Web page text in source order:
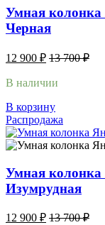
Умная колонка
Черная
12 900 ₽ 13 700₽
В наличии
В корзину
Распродажа
Умная колонка
Изумрудная
12 900 ₽ 13 700₽